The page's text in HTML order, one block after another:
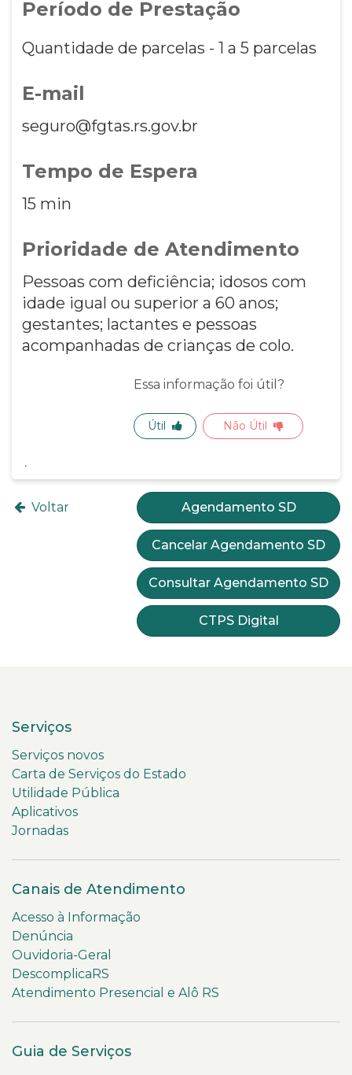
Período de Prestação
Quantidade de parcelas - 1 a 5 parcelas
E-mail
seguro@fgtas.rs.gov.br
Tempo de Espera
15 min
Prioridade de Atendimento
Pessoas com deficiência; idosos com
idade igual ou superior a 60 anos;
gestantes; lactantes e pessoas
acompanhadas de crianças de colo.
Essa informação foi útil?
Útil Não Útil
Voltar Agendamento SD
Cancelar Agendamento SD
Consultar Agendamento SD
CTPS Digital
Serviços
Serviços novos
Carta de Serviços do Estado
Utilidade Pública
Aplicativos
Jornadas
Canais de Atendimento
Acesso à Informação
Denúncia
Ouvidoria-Geral
DescomplicaRS
Atendimento Presencial e Alô RS
Guia de Serviços